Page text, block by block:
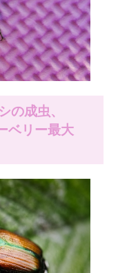
の成虫、
ベリー最大